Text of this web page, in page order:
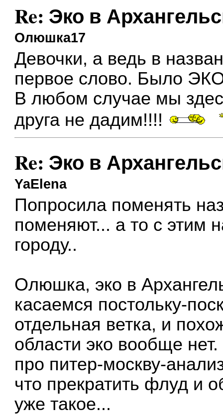
Re: Эко в
Олюшка17
Девочки, а ведь в
первое слово. Было
В любом случае мы
друга не дадим!!!!
Re: Эко в
YaElena
Попросила поменять
поменяют... а то с этим
городу..
Олюшка, эко в
касаемся постольку-
отдельная ветка, и
области эко вообще
про питер-москву-
что прекратить флуд и
уже такое...